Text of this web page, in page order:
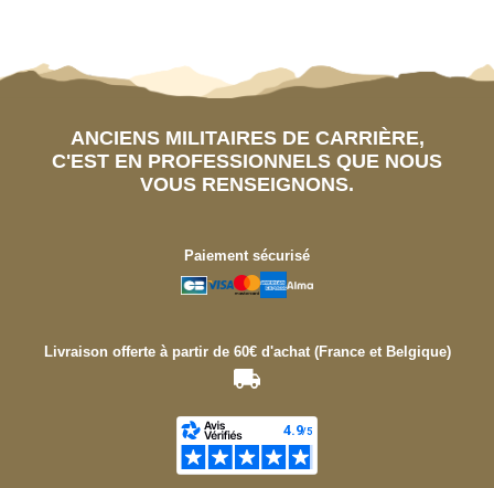
ANCIENS MILITAIRES DE CARRIÈRE,
C'EST EN PROFESSIONNELS QUE NOUS
VOUS RENSEIGNONS.
Paiement sécurisé
Livraison offerte à partir de 60€ d'achat (France et Belgique)